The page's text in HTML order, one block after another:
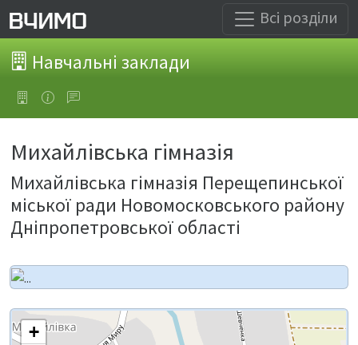
Всі розділи
Навчальні заклади
Михайлівська гімназія
Михайлівська гімназія Перещепинської
міської ради Новомосковського району
Дніпропетровської області
+